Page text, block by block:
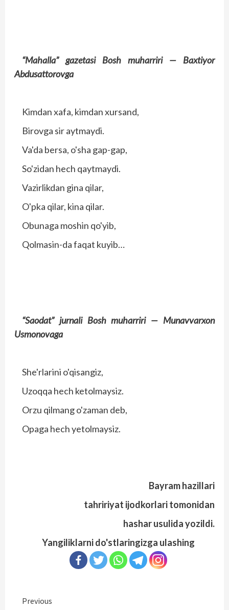
“Mahalla” gazetasi Bosh muharriri — Baxtiyor
Abdusattorovga
Kimdan xafa, kimdan xursand,
Birovga sir aytmaydi.
Va'da bersa, o'sha gap-gap,
So'zidan hech qaytmaydi.
Vazirlikdan gina qilar,
O'pka qilar, kina qilar.
Obunaga moshin qo'yib,
Qolmasin-da faqat kuyib…
“Saodat” jurnali Bosh muharriri — Munavvarxon
Usmonovaga
She'rlarini o'qisangiz,
Uzoqqa hech ketolmaysiz.
Orzu qilmang o'zaman deb,
Opaga hech yetolmaysiz.
Bayram hazillari
tahririyat ijodkorlari tomonidan
hashar usulida yozildi.
Yangiliklarni do'stlaringizga ulashing
Continue
Previous